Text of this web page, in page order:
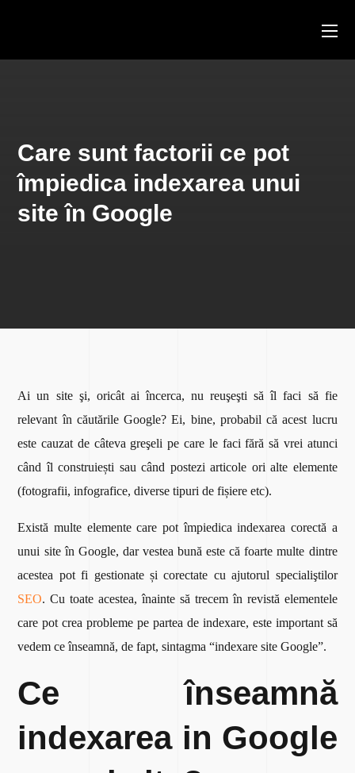
Care sunt factorii ce pot
împiedica indexarea unui
site în Google
Ai un site şi, oricât ai încerca, nu reuşeşti să îl faci să fie
relevant în căutările Google? Ei, bine, probabil că acest lucru
este cauzat de câteva greşeli pe care le faci fără să vrei atunci
când îl construiești sau când postezi articole ori alte elemente
(fotografii, infografice, diverse tipuri de fișiere etc).
Există multe elemente care pot împiedica indexarea corectă a
unui site în Google, dar vestea bună este că foarte multe dintre
acestea pot fi gestionate și corectate cu ajutorul specialiştilor
SEO. Cu toate acestea, înainte să trecem în revistă elementele
care pot crea probleme pe partea de indexare, este important să
vedem ce înseamnă, de fapt, sintagma “indexare site Google”.
Ce înseamnă
indexarea in Google